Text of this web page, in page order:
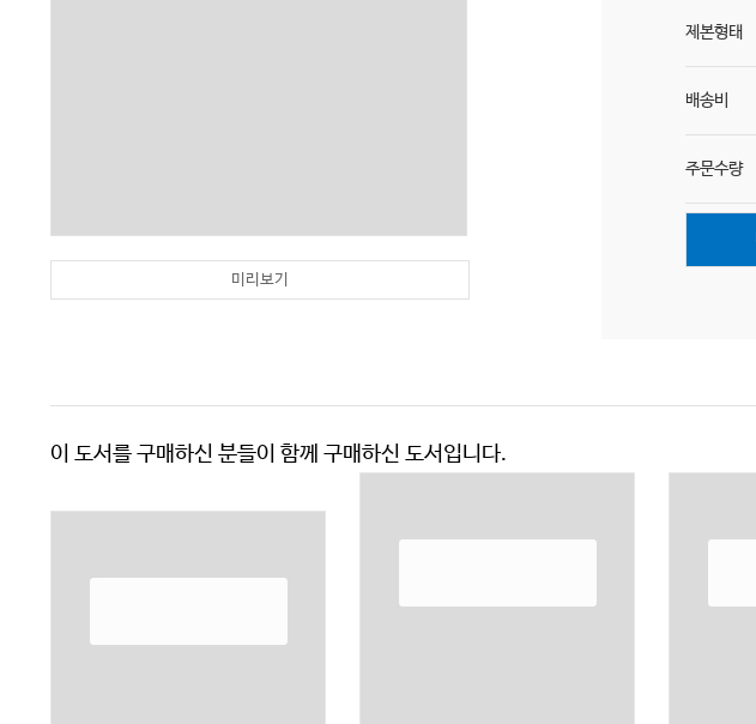
미리보기
제본형태
배송비
주문수량
이 도서를 구매하신 분들이 함께 구매하신 도서입니다.